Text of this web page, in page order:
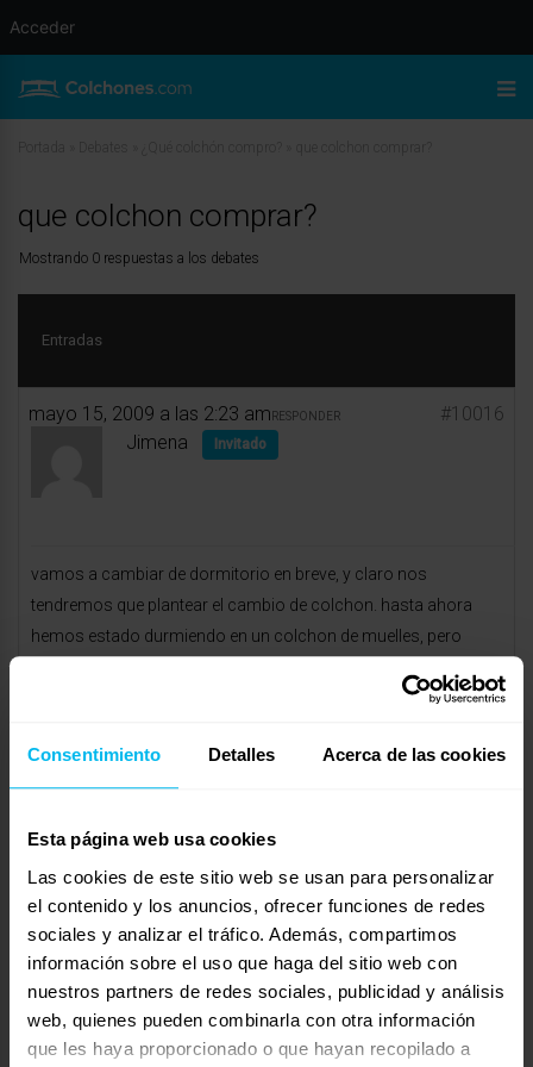
Consentimiento Detalles Acerca de las cookies
Esta página web usa cookies
Las cookies de este sitio web se usan para personalizar
el contenido y los anuncios, ofrecer funciones de redes
sociales y analizar el tráfico. Además, compartimos
información sobre el uso que haga del sitio web con
nuestros partners de redes sociales, publicidad y análisis
web, quienes pueden combinarla con otra información
que les haya proporcionado o que hayan recopilado a
que colchon comprar?
Mostrando 0 respuestas a los debates
Entradas
mayo 15, 2009 a las 2:23 am #10016
RESPONDER
Jimena Invitado
vamos a cambiar de dormitorio en breve, y claro nos
tendremos que plantear el cambio de colchon. hasta ahora
hemos estado durmiendo en un colchon de muelles, pero
¿qué me recomendáis?
Tu información:
Correo electrónico (no se publicará) (obligatorio):
Acceder